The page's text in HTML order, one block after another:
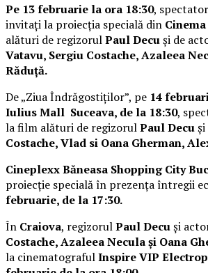
Pe 13 februarie la ora 18:30,
invitați la proiecția specială din
alături de regizorulPaul Decuși de
Vatavu, Sergiu Costache, Azaleea
Răduță.
De „Ziua Îndrăgostiților”, pe 14
Iulius Mall Suceava, de la 18:30,
la film alături de regizorulPaul Decu
Costache, Vlad si Oana Gherman,
Cineplexx Băneasa Shopping City
proiecție specială în prezența întregii
februarie, de la 17:30.
În Craiova, regizorulPaul Decuși
Costache, Azaleea Necula și Oana
la cinematografulInspire VIP